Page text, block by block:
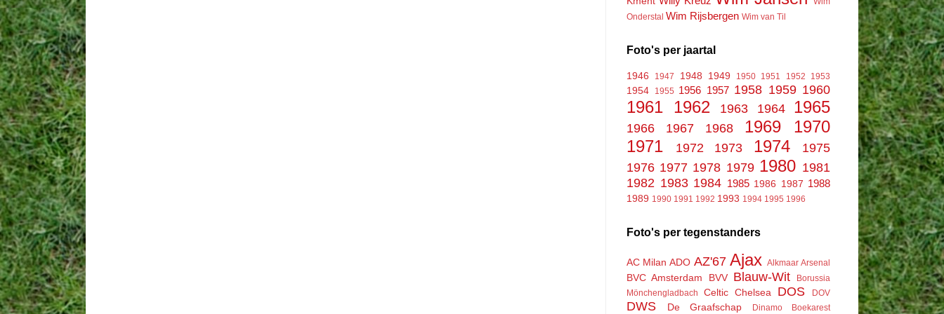
Onderstal Wim Rijsbergen Wim van Til
Foto's per jaartal
1946 1947 1948 1949 1950 1951 1952 1953
1954 1955 1956 1957 1958 1959 1960
1961 1962 1963 1964 1965
1966 1967 1968 1969
1970
1971
1972 1973 1974
1975
1976 1977 1978 1979 1980 1981
1982 1983 1984 1985 1986 1987 1988
1989 1990 1991 1992 1993 1994 1995 1996
Foto's per tegenstanders
AC Milan ADO AZ'67 Ajax Alkmaar Arsenal
BVC Amsterdam BVV Blauw-Wit
Borussia
Mönchengladbach
Celtic Chelsea DOS DOV
DWS De Graafschap Dinamo Boekarest